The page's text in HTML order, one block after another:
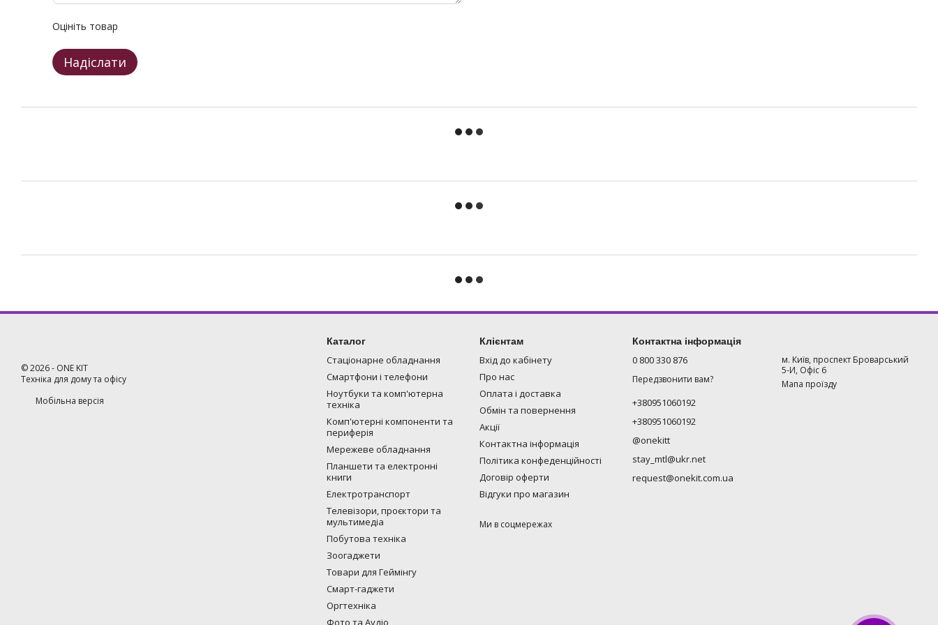
Оцініть товар
Надіслати
©2026- ONE KIT
Техніка для дому та офісу
Мобільна версія
Каталог
Стаціонарне обладнання
Смартфони і телефони
Ноутбуки та комп'ютерна
техніка
Комп'ютерні компоненти та
периферія
Мережеве обладнання
Планшети та електронні
книги
Електротранспорт
Телевізори, проєктори та
мультимедіа
Побутова техніка
Зоогаджети
Товари для Геймінгу
Смарт-гаджети
Оргтехніка
Фото та Аудіо
Клієнтам
Вхід до кабінету
Про нас
Оплата і доставка
Обмін та повернення
Акції
Контактна інформація
Політика конфеденційності
Договір оферти
Відгуки про магазин
Ми в соцмережах
Контактна інформація
0 800 330 876
Передзвонити вам?
+380951060192
+380951060192
@onekitt
stay_mtl@ukr.net
request@onekit.com.ua
м. Київ, проспект Броварський
5-И, Офіс 6
Мапа проїзду